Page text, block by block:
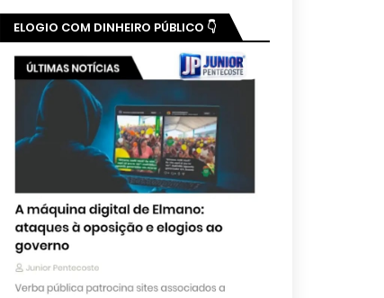
ELOGIO COM DINHEIRO PÚBLICO 👇